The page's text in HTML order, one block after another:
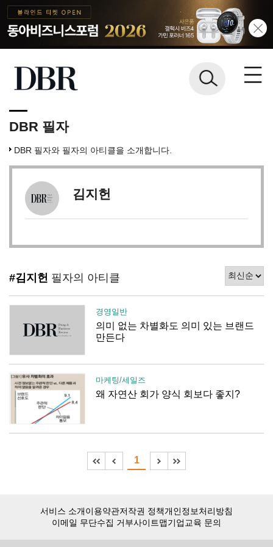
DBR 필자
DBR 필자와 필자의 아티클을 소개합니다.
김지헌
#김지헌 필자의 아티클
경영일반
의미 없는 차별화도 의미 있는 브랜드
만든다
마케팅/세일즈
왜 자연산 회가 양식 회보다 좋지?
1
서비스 소개이용약관저작권 정책개인정보처리방침
이메일 무단수집 거부사이트맵기업교육 문의